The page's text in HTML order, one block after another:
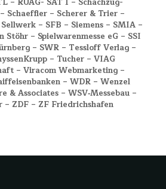
Schaeffler – Scherer & Trier –
– SFB – Siemens – SMIA –
Stöhr – Spielwarenmesse eG – SSI
– SWR – Tessloff Verlag –
– Tucher – VIAG
– Viracom Webmarketing –
– WDR – Wenzel
& Associates – WSV‑Messebau –
ZDF – ZF Friedrichshafen